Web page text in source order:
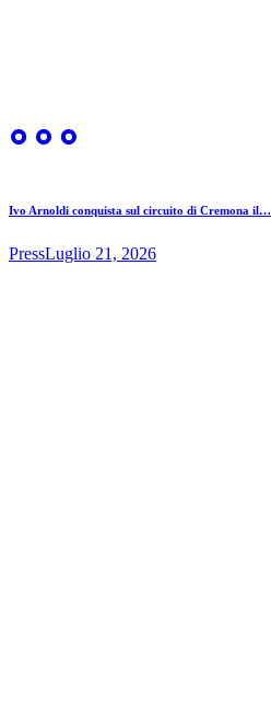
Ivo Arnoldi conquista sul circuito di Cremona il…
PressLuglio 21, 2026